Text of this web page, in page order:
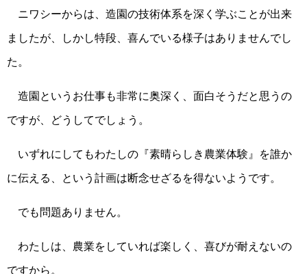
ニワシーからは、造園の技術体系を深く学ぶことが出来
ましたが、しかし特段、喜んでいる様子はありませんでし
た。
造園というお仕事も非常に奥深く、面白そうだと思うの
ですが、どうしてでしょう。
いずれにしてもわたしの『素晴らしき農業体験』を誰か
に伝える、という計画は断念せざるを得ないようです。
でも問題ありません。
わたしは、農業をしていれば楽しく、喜びが耐えないの
ですから。